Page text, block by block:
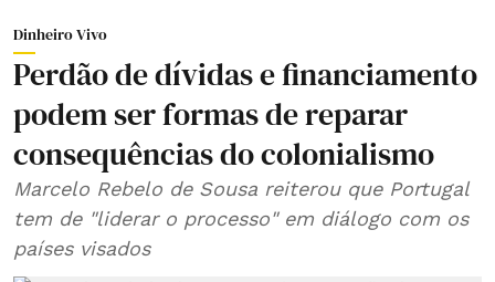
Dinheiro Vivo
Perdão de dívidas e financiamento
podem ser formas de reparar
consequências do colonialismo
Marcelo Rebelo de Sousa reiterou que Portugal
tem de "liderar o processo" em diálogo com os
países visados